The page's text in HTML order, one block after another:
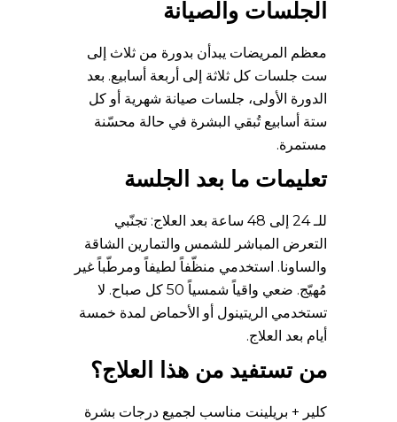
الجلسات والصيانة
معظم المريضات يبدأن بدورة من ثلاث إلى
ست جلسات كل ثلاثة إلى أربعة أسابيع. بعد
الدورة الأولى، جلسات صيانة شهرية أو كل
ستة أسابيع تُبقي البشرة في حالة محسّنة
مستمرة.
تعليمات ما بعد الجلسة
للـ 24 إلى 48 ساعة بعد العلاج: تجنّبي
التعرض المباشر للشمس والتمارين الشاقة
والساونا. استخدمي منظّفاً لطيفاً ومرطّباً غير
مُهيّج. ضعي واقياً شمسياً 50 كل صباح. لا
تستخدمي الريتينول أو الأحماض لمدة خمسة
أيام بعد العلاج.
من تستفيد من هذا العلاج؟
كلير + بريلينت مناسب لجميع درجات بشرة